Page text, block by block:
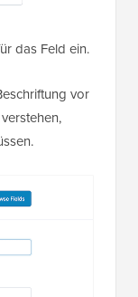
das Feld ein.
vor